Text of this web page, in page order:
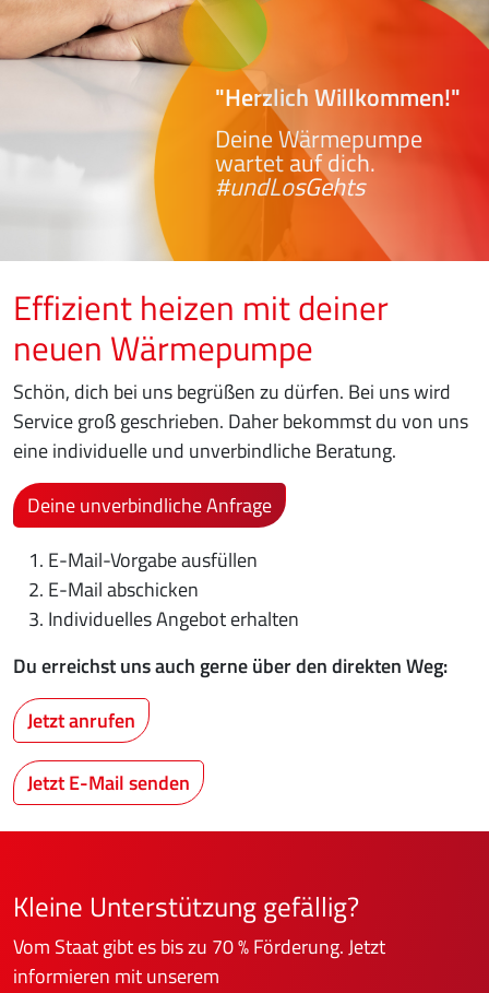
"Herzlich Willkommen!"
Deine Wärmepumpe
wartet auf dich.
#undLosGehts
Effizient heizen mit deiner
neuen Wärmepumpe
Schön, dich bei uns begrüßen zu dürfen. Bei uns wird
Service groß geschrieben. Daher bekommst du von uns
eine individuelle und unverbindliche Beratung.
Deine unverbindliche Anfrage
E-Mail-Vorgabe ausfüllen
E-Mail abschicken
Individuelles Angebot erhalten
Du erreichst uns auch gerne über den direkten Weg:
Jetzt anrufen
Jetzt E-Mail senden
​​​​​​​Kleine Unterstützung gefällig?
Vom Staat gibt es bis zu 70 % Förderung. Jetzt
informieren mit unserem